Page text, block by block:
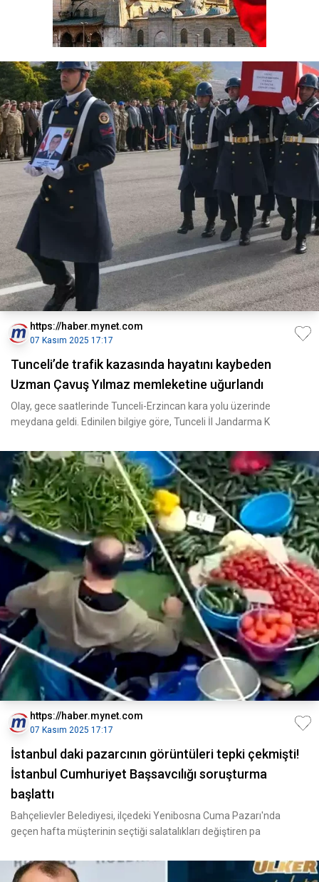
https://haber.mynet.com
07 Kasım 2025 17:17
Tunceli’de trafik kazasında hayatını kaybeden
Uzman Çavuş Yılmaz memleketine uğurlandı
Olay, gece saatlerinde Tunceli-Erzincan kara yolu üzerinde
meydana geldi. Edinilen bilgiye göre, Tunceli İl Jandarma K
https://haber.mynet.com
07 Kasım 2025 17:17
İstanbul daki pazarcının görüntüleri tepki çekmişti!
İstanbul Cumhuriyet Başsavcılığı soruşturma
başlattı
Bahçelievler Belediyesi, ilçedeki Yenibosna Cuma Pazarı'nda
geçen hafta müşterinin seçtiği salatalıkları değiştiren pa